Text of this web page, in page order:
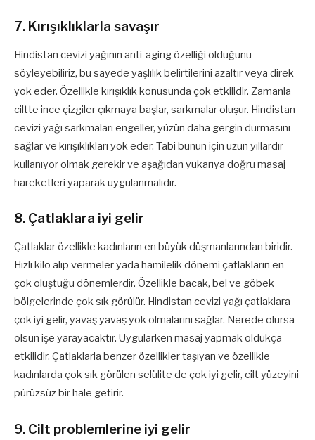
7. Kırışıklıklarla savaşır
Hindistan cevizi yağının anti-aging özelliği olduğunu
söyleyebiliriz, bu sayede yaşlılık belirtilerini azaltır veya direk
yok eder. Özellikle kırışıklık konusunda çok etkilidir. Zamanla
ciltte ince çizgiler çıkmaya başlar, sarkmalar oluşur. Hindistan
cevizi yağı sarkmaları engeller, yüzün daha gergin durmasını
sağlar ve kırışıklıkları yok eder. Tabi bunun için uzun yıllardır
kullanıyor olmak gerekir ve aşağıdan yukarıya doğru masaj
hareketleri yaparak uygulanmalıdır.
8. Çatlaklara iyi gelir
Çatlaklar özellikle kadınların en büyük düşmanlarından biridir.
Hızlı kilo alıp vermeler yada hamilelik dönemi çatlakların en
çok oluştuğu dönemlerdir. Özellikle bacak, bel ve göbek
bölgelerinde çok sık görülür. Hindistan cevizi yağı çatlaklara
çok iyi gelir, yavaş yavaş yok olmalarını sağlar. Nerede olursa
olsun işe yarayacaktır. Uygularken masaj yapmak oldukça
etkilidir. Çatlaklarla benzer özellikler taşıyan ve özellikle
kadınlarda çok sık görülen selülite de çok iyi gelir, cilt yüzeyini
pürüzsüz bir hale getirir.
9. Cilt problemlerine iyi gelir